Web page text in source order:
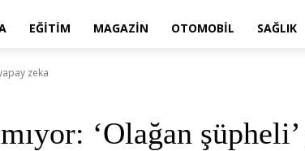
EĞITIM MAGAZIN OTOMOBIL SAĞLIK
zeka
‘Olağan